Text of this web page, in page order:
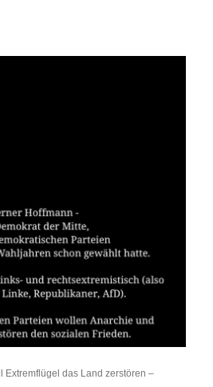
Extremflügel das Land zerstören –